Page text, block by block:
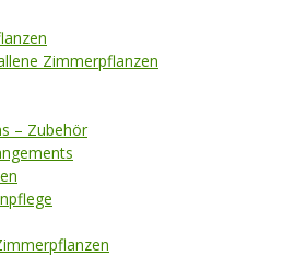
Zimmerpflanzen
– Zubehör